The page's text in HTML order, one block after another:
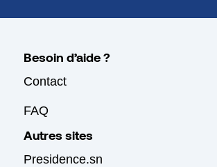
Besoin d’aide ?
Contact
FAQ
Autres sites
Presidence.sn